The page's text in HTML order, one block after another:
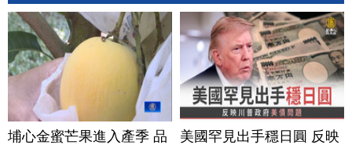
埔心金蜜芒果進入產季 品
美國罕見出手穩日圓 反映